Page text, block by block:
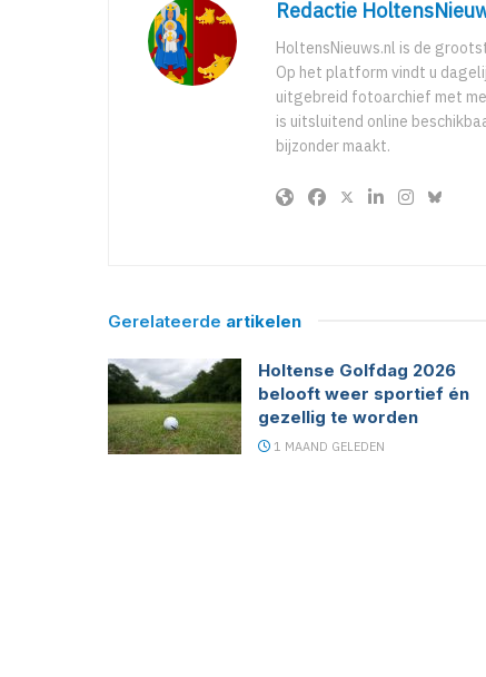
Redactie
HoltensNieuws.nl is de
Op het platform vindt u
uitgebreid fotoarchief met
is uitsluitend online
bijzonder maakt.
Gerelateerde artikelen
Holtense Golfdag 2026
belooft weer sportief én
gezellig te worden
1 MAAND GELEDEN